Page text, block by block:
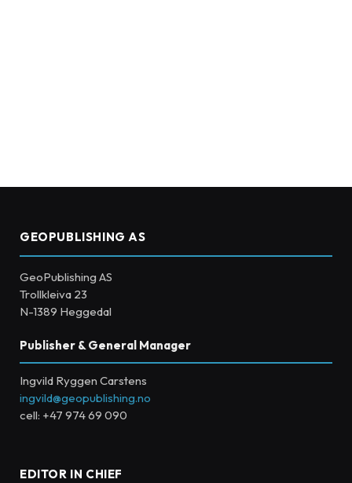
GEOPUBLISHING AS
GeoPublishing AS
Trollkleiva 23
N-1389 Heggedal
Publisher & General Manager
Ingvild Ryggen Carstens
ingvild@geopublishing.no
cell: +47 974 69 090
EDITOR IN CHIEF